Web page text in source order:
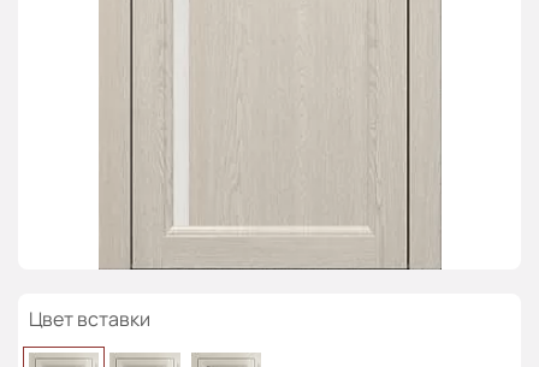
Цвет вставки